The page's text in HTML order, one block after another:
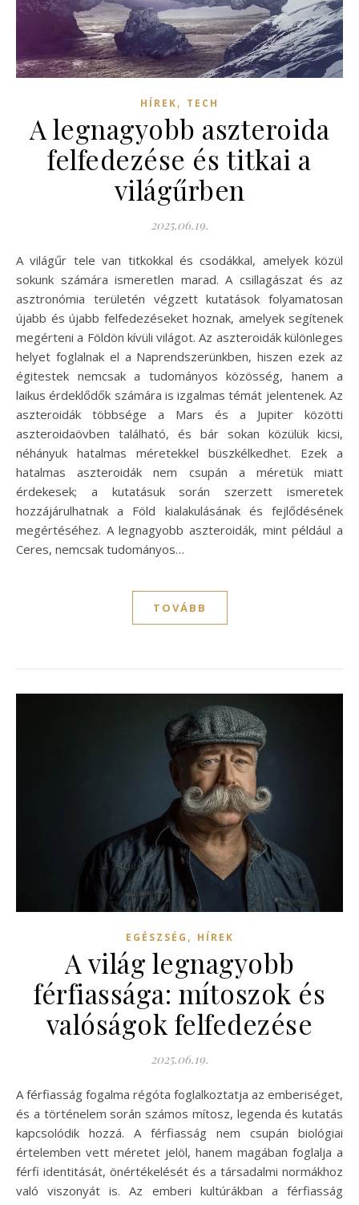
HÍREK, TECH
A legnagyobb aszteroida
felfedezése és titkai a
világűrben
2025.06.19.
A világűr tele van titkokkal és csodákkal, amelyek közül
sokunk számára ismeretlen marad. A csillagászat és az
asztronómia területén végzett kutatások folyamatosan
újabb és újabb felfedezéseket hoznak, amelyek segítenek
megérteni a Földön kívüli világot. Az aszteroidák különleges
helyet foglalnak el a Naprendszerünkben, hiszen ezek az
égitestek nemcsak a tudományos közösség, hanem a
laikus érdeklődők számára is izgalmas témát jelentenek. Az
aszteroidák többsége a Mars és a Jupiter közötti
aszteroidaövben található, és bár sokan közülük kicsi,
néhányuk hatalmas méretekkel büszkélkedhet. Ezek a
hatalmas aszteroidák nem csupán a méretük miatt
érdekesek; a kutatásuk során szerzett ismeretek
hozzájárulhatnak a Föld kialakulásának és fejlődésének
megértéséhez. A legnagyobb aszteroidák, mint például a
Ceres, nemcsak tudományos…
TOVÁBB
EGÉSZSÉG , HÍREK
A világ legnagyobb
férfiassága: mítoszok és
valóságok felfedezése
2025.06.19.
A férfiasság fogalma régóta foglalkoztatja az emberiséget,
és a történelem során számos mítosz, legenda és kutatás
kapcsolódik hozzá. A férfiasság nem csupán biológiai
értelemben vett méretet jelöl, hanem magában foglalja a
férfi identitását, önértékelését és a társadalmi normákhoz
való viszonyát is. Az emberi kultúrákban a férfiasság